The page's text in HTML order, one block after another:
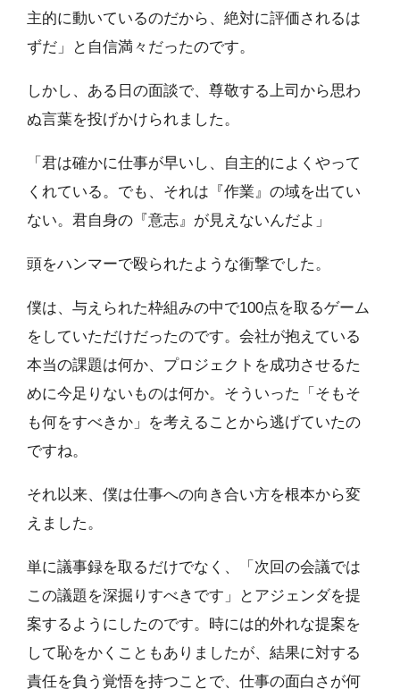
主的に動いているのだから、絶対に評価されるは
ずだ」と自信満々だったのです。
しかし、ある日の面談で、尊敬する上司から思わ
ぬ言葉を投げかけられました。
「君は確かに仕事が早いし、自主的によくやって
くれている。でも、それは『作業』の域を出てい
ない。君自身の『意志』が見えないんだよ」
頭をハンマーで殴られたような衝撃でした。
僕は、与えられた枠組みの中で100点を取るゲーム
をしていただけだったのです。会社が抱えている
本当の課題は何か、プロジェクトを成功させるた
めに今足りないものは何か。そういった「そもそ
も何をすべきか」を考えることから逃げていたの
ですね。
それ以来、僕は仕事への向き合い方を根本から変
えました。
単に議事録を取るだけでなく、「次回の会議では
この議題を深掘りすべきです」とアジェンダを提
案するようにしたのです。時には的外れな提案を
して恥をかくこともありましたが、結果に対する
責任を負う覚悟を持つことで、仕事の面白さが何